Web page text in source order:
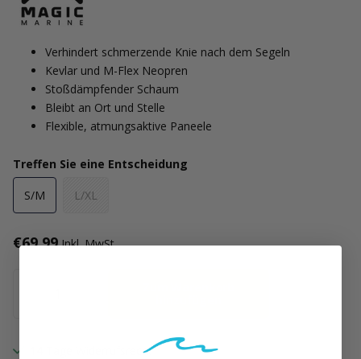
Verhindert schmerzende Knie nach dem Segeln
Kevlar und M-Flex Neopren
Stoßdämpfender Schaum
Bleibt an Ort und Stelle
Flexible, atmungsaktive Paneele
Treffen Sie eine Entscheidung
S/M L/XL
€69,99 Inkl. MwSt
14 Tage Widerrufsrecht